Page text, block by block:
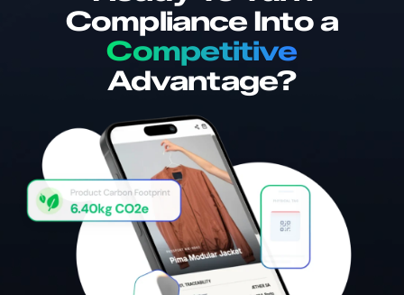
Compliance Into a
Competitive
Advantage?